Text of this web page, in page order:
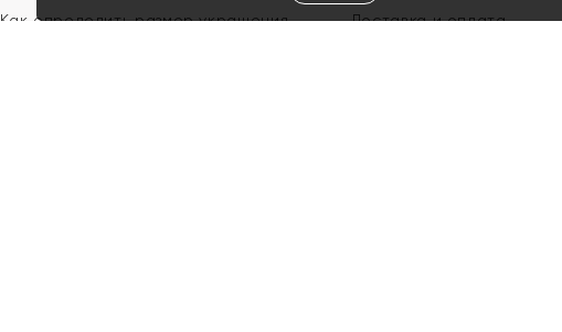
Как определить размер украшения
Доставка и оплата